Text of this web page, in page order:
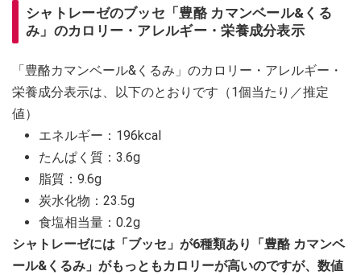
シャトレーゼのブッセ「豊酪 カマンベール&くる
み」のカロリー・アレルギー・栄養成分表示
「豊酪カマンベール&くるみ」のカロリー・アレルギー・
栄養成分表示は、以下のとおりです（1個当たり／推定
値）
エネルギー：196kcal
たんぱく質：3.6g
脂質：9.6g
炭水化物：23.5g
食塩相当量：0.2g
シャトレーゼには「ブッセ」が6種類あり「豊酪 カマンベ
ール&くるみ」がもっともカロリーが高いのですが、数値